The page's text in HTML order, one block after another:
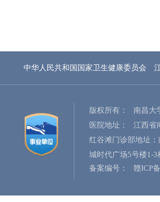
中华人民共和国国家卫生健康委员会
版权所有：
南昌大
医院地址：
江西省
红谷滩门诊部地址
城时代广场5号楼1-3
备案编号：
赣ICP